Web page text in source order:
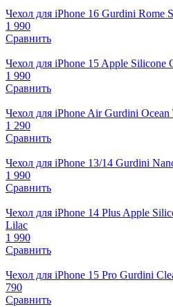
Чехол для iPhone 16 Gurdini Rome
1 990
Сравнить
Чехол для iPhone 15 Apple Silicone
1 990
Сравнить
Чехол для iPhone Air Gurdini
1 290
Сравнить
Чехол для iPhone 13/14 Gurdini
1 990
Сравнить
Чехол для iPhone 14 Plus Apple
Lilac
1 990
Сравнить
Чехол для iPhone 15 Pro Gurdini
790
Сравнить